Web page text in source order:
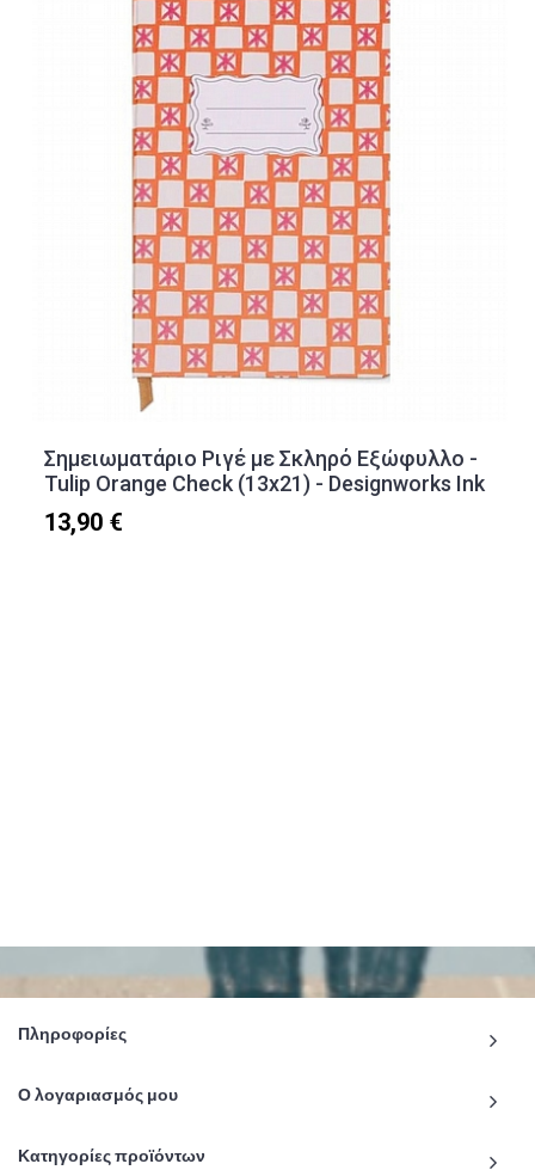
Σημειωματάριο Ριγέ με Σκληρό Εξώφυλλο -
Tulip Orange Check (13x21) - Designworks Ink
13,90 €
Πληροφορίες
Ο λογαριασμός μου
Κατηγορίες προϊόντων